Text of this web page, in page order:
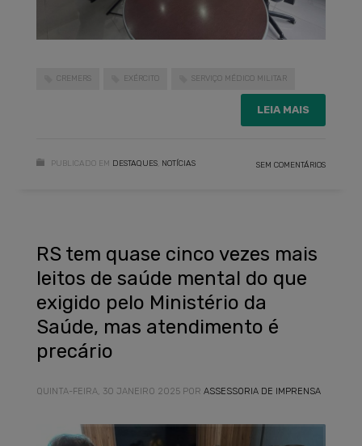
CREMERS EXÉRCITO SERVIÇO MÉDICO MILITAR
LEIA MAIS
PUBLICADO EM DESTAQUES NOTÍCIAS SEM COMENTÁRIOS
RS tem quase cinco vezes mais
leitos de saúde mental do que
exigido pelo Ministério da
Saúde, mas atendimento é
precário
QUINTA-FEIRA, 30 JANEIRO 2025 POR ASSESSORIA DE IMPRENSA